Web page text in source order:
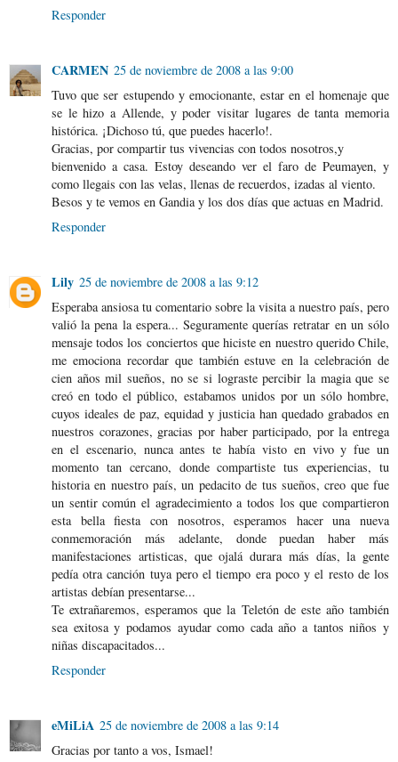
Responder
CARMEN 25 de noviembre de 2008 a las 9:00
Tuvo que ser estupendo y emocionante, estar en el homenaje que
se le hizo a Allende, y poder visitar lugares de tanta memoria
histórica. ¡Dichoso tú, que puedes hacerlo!.
Gracias, por compartir tus vivencias con todos nosotros,y
bienvenido a casa. Estoy deseando ver el faro de Peumayen, y
como llegais con las velas, llenas de recuerdos, izadas al viento.
Besos y te vemos en Gandia y los dos días que actuas en Madrid.
Responder
Lily 25 de noviembre de 2008 a las 9:12
Esperaba ansiosa tu comentario sobre la visita a nuestro país, pero
valió la pena la espera... Seguramente querías retratar en un sólo
mensaje todos los conciertos que hiciste en nuestro querido Chile,
me emociona recordar que también estuve en la celebración de
cien años mil sueños, no se si lograste percibir la magia que se
creó en todo el público, estabamos unidos por un sólo hombre,
cuyos ideales de paz, equidad y justicia han quedado grabados en
nuestros corazones, gracias por haber participado, por la entrega
en el escenario, nunca antes te había visto en vivo y fue un
momento tan cercano, donde compartiste tus experiencias, tu
historia en nuestro país, un pedacito de tus sueños, creo que fue
un sentir común el agradecimiento a todos los que compartieron
esta bella fiesta con nosotros, esperamos hacer una nueva
conmemoración más adelante, donde puedan haber más
manifestaciones artisticas, que ojalá durara más días, la gente
pedía otra canción tuya pero el tiempo era poco y el resto de los
artistas debían presentarse...
Te extrañaremos, esperamos que la Teletón de este año también
sea exitosa y podamos ayudar como cada año a tantos niños y
niñas discapacitados...
Responder
eMiLiA 25 de noviembre de 2008 a las 9:14
Gracias por tanto a vos, Ismael!